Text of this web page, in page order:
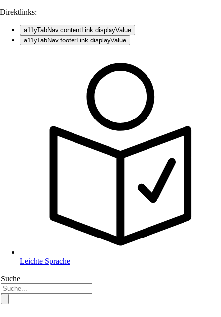
Direktlinks:
a11yTabNav.contentLink.displayValue
a11yTabNav.footerLink.displayValue
Leichte Sprache
Suche